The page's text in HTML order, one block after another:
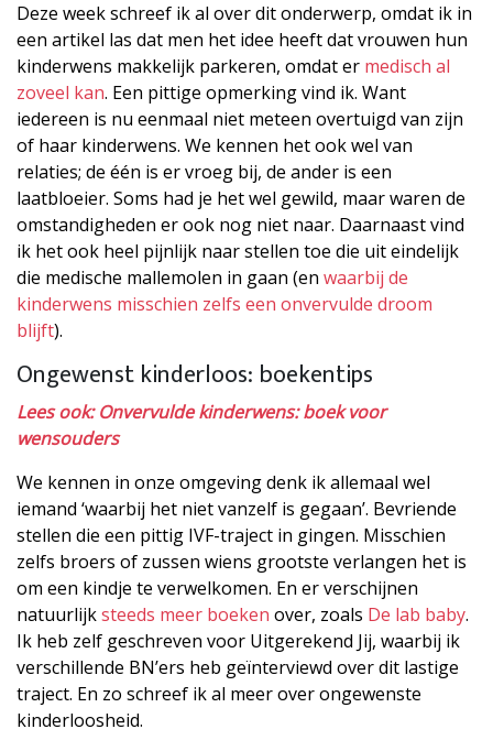
Deze week schreef ik al over dit onderwerp, omdat ik in
een artikel las dat men het idee heeft dat vrouwen hun
kinderwens makkelijk parkeren, omdat er medisch al
zoveel kan. Een pittige opmerking vind ik. Want
iedereen is nu eenmaal niet meteen overtuigd van zijn
of haar kinderwens. We kennen het ook wel van
relaties; de één is er vroeg bij, de ander is een
laatbloeier. Soms had je het wel gewild, maar waren de
omstandigheden er ook nog niet naar. Daarnaast vind
ik het ook heel pijnlijk naar stellen toe die uit eindelijk
die medische mallemolen in gaan (en waarbij de
kinderwens misschien zelfs een onvervulde droom
blijft).
Ongewenst kinderloos: boekentips
Lees ook: Onvervulde kinderwens: boek voor
wensouders
We kennen in onze omgeving denk ik allemaal wel
iemand ‘waarbij het niet vanzelf is gegaan’. Bevriende
stellen die een pittig IVF-traject in gingen. Misschien
zelfs broers of zussen wiens grootste verlangen het is
om een kindje te verwelkomen. En er verschijnen
natuurlijksteeds meer boeken over, zoals De lab baby.
Ik heb zelf geschreven voor Uitgerekend Jij, waarbij ik
verschillende BN’ers heb geïnterviewd over dit lastige
traject. En zo schreef ik al meer over ongewenste
kinderloosheid.